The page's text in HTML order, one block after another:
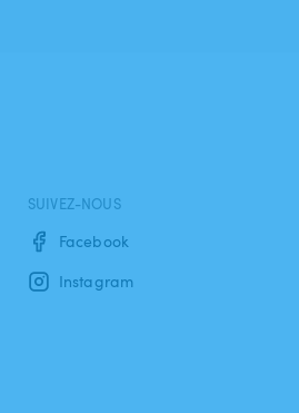
SUIVEZ-NOUS
Facebook
Instagram